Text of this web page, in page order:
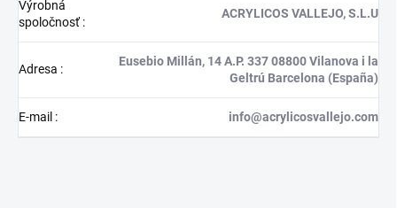
Výrobná
spoločnosť:
ACRYLICOS VALLEJO, S.L.U
Adresa :
Eusebio Millán, 14 A.P. 337 08800 Vilanova i la
Geltrú Barcelona (España)
E-mail : info@acrylicosvallejo.com